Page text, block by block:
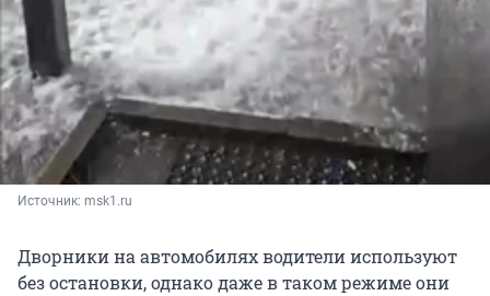
Источник: msk1.ru
Дворники на автомобилях водители используют
без остановки, однако даже в таком режиме они